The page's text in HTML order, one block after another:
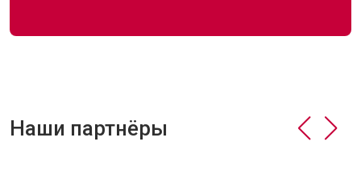
Наши партнёры